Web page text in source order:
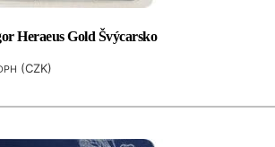
Heraeus Gold Švýcarsko
(CZK)